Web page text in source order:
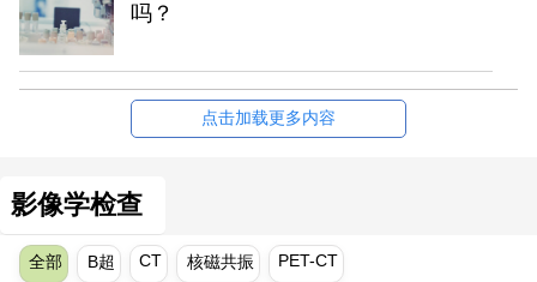
吗？
点击加载更多内容
影像学检查
全部 B超 CT 核磁共振 PET-CT